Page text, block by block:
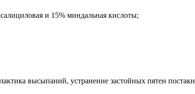
и 15% миндальная кислоты;
высыпаний, устранение застойных пятен